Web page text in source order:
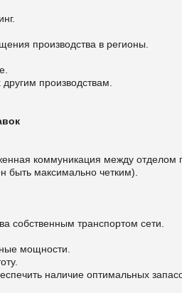
производства в регионы.
производствам.
коммуникация между отделом
быть максимально четким).
собственным транспортом сети.
мощности.
наличие оптимальных